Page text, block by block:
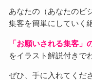
あなたの（あなたのビ
集客を簡単にしていく
「お願いされる集客」
をイラスト解説付きで
ぜひ、手に入れてくだ